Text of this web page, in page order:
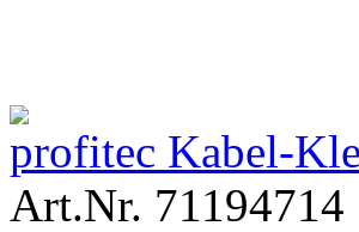
profitec Kabel-
Art.Nr. 71194714